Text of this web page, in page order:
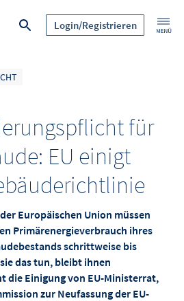
Login/Registrieren
für
EU einigt
Europäischen Union müssen
Primärenergieverbrauch ihres
schrittweise bis
das tun, bleibt ihnen
die Einigung von EU-Ministerrat,
zur Neufassung der EU-